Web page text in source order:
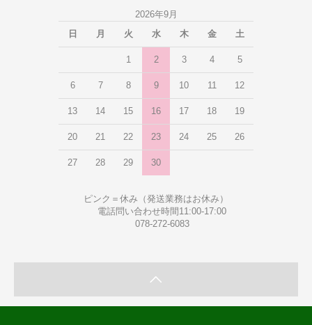
2026年9月
日
月 火 水 木 金 土
1 2 3 4 5
6 7 8 9 10 11 12
13 14 15 16 17 18 19
20 21 22 23 24 25 26
27 28 29 30
ピンク＝休み（発送業務はお休み）
電話問い合わせ時間11:00-17:00
078-272-6083